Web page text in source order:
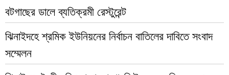
বটগাছের ডালে ব্যতিক্রমী রেস্টুরেন্ট
ঝিনাইদহে শ্রমিক ইউনিয়নের নির্বাচন বাতিলের দাবিতে সংবাদ
সম্মেলন